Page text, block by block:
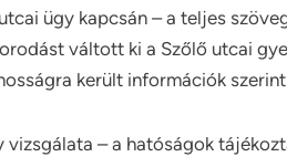
ügy kapcsán – a teljes
váltott ki a Szőlő utcai
került információk
vizsgálata – a hatóságok